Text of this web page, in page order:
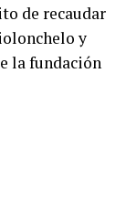
de recaudar
y
la fundación